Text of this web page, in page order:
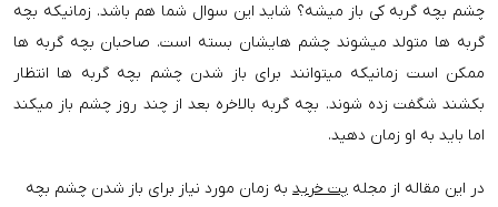
چشم بچه گربه کی باز میشه؟ شاید این سوال شما هم باشد. زمانیکه بچه
گربه ها متولد میشوند چشم هایشان بسته است. صاحبان بچه گربه ها
ممکن است زمانیکه میتوانند برای باز شدن چشم بچه گربه ها انتظار
بکشند شگفت زده شوند. بچه گربه بالاخره بعد از چند روز چشم باز میکند
اما باید به او زمان دهید.
در این مقاله از مجله پت خریدبه زمان مورد نیاز برای باز شدن چشم بچه